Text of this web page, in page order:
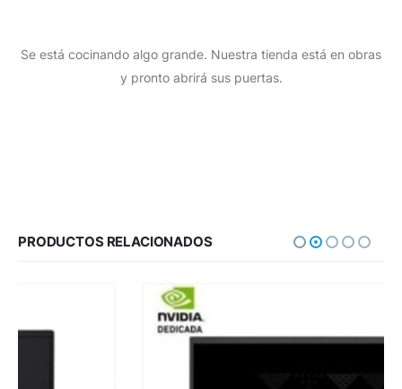
Se está cocinando algo grande. Nuestra tienda está en obras
y pronto abrirá sus puertas.
PRODUCTOS RELACIONADOS